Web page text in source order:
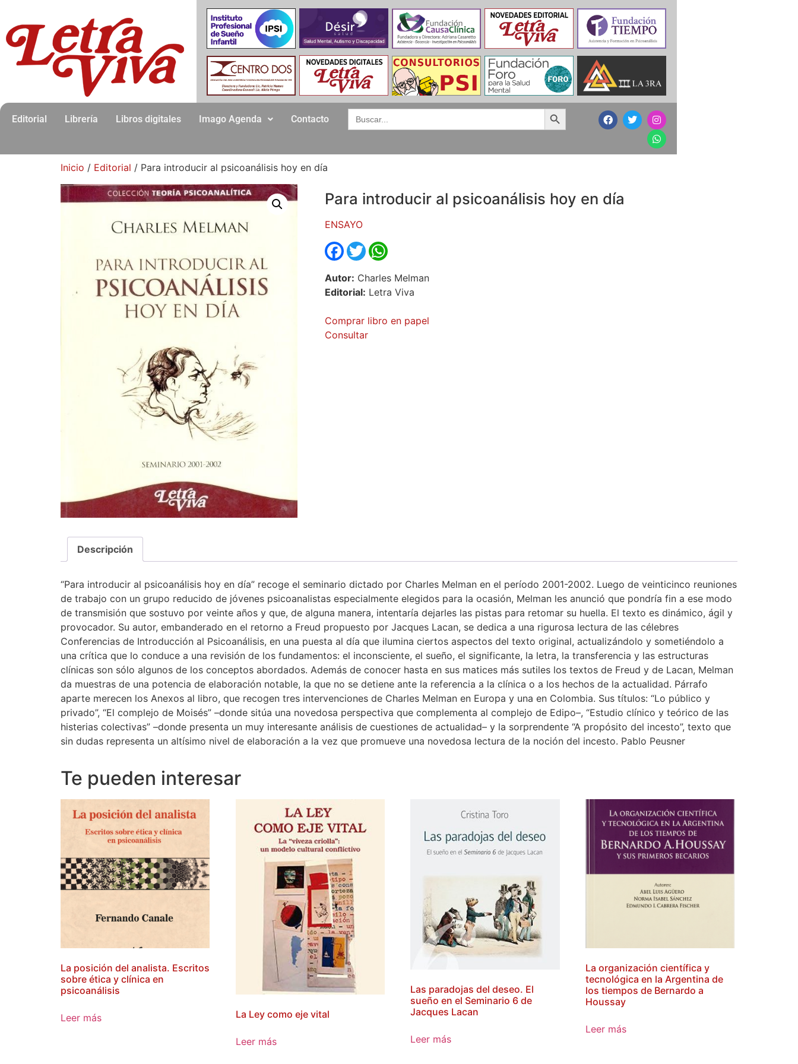
Editorial Librería Libros digitales Imago Agenda Contacto
Search
for:
Search Button
Inicio / Editorial / Para introducir al psicoanálisis hoy en día
Para introducir al psicoanálisis hoy en día
ENSAYO
Facebook
TwitterWhatsApp
Autor: Charles Melman
Editorial: Letra Viva
Comprar libro en papel
Consultar
Descripción
“Para introducir al psicoanálisis hoy en día” recoge el seminario dictado por Charles Melman en el período 2001-2002. Luego de veinticinco reuniones
de trabajo con un grupo reducido de jóvenes psicoanalistas especialmente elegidos para la ocasión, Melman les anunció que pondría fin a ese modo
de transmisión que sostuvo por veinte años y que, de alguna manera, intentaría dejarles las pistas para retomar su huella. El texto es dinámico, ágil y
provocador. Su autor, embanderado en el retorno a Freud propuesto por Jacques Lacan, se dedica a una rigurosa lectura de las célebres
Conferencias de Introducción al Psicoanálisis, en una puesta al día que ilumina ciertos aspectos del texto original, actualizándolo y sometiéndolo a
una crítica que lo conduce a una revisión de los fundamentos: el inconsciente, el sueño, el significante, la letra, la transferencia y las estructuras
clínicas son sólo algunos de los conceptos abordados. Además de conocer hasta en sus matices más sutiles los textos de Freud y de Lacan, Melman
da muestras de una potencia de elaboración notable, la que no se detiene ante la referencia a la clínica o a los hechos de la actualidad. Párrafo
aparte merecen los Anexos al libro, que recogen tres intervenciones de Charles Melman en Europa y una en Colombia. Sus títulos: “Lo público y
privado”, “El complejo de Moisés” –donde sitúa una novedosa perspectiva que complementa al complejo de Edipo–, “Estudio clínico y teórico de las
histerias colectivas” –donde presenta un muy interesante análisis de cuestiones de actualidad– y la sorprendente “A propósito del incesto”, texto que
sin dudas representa un altísimo nivel de elaboración a la vez que promueve una novedosa lectura de la noción del incesto. Pablo Peusner
Te pueden interesar
La posición del analista. Escritos
sobre ética y clínica en
psicoanálisis
Leer más La Ley como eje vital
Leer más
Las paradojas del deseo. El
sueño en el Seminario 6 de
Jacques Lacan
Leer más
La organización científica y
tecnológica en la Argentina de
los tiempos de Bernardo a
Houssay
Leer más